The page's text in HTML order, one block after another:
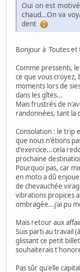
Oui on est
chaud...On va
dent
Bonjour à Toutes et
Comme pressenti,
ce que vous croyez,
moments lors de
dans les gîtes...
Mais frustrés de
randonnées, tant la
Consolation : le trip
que nous n'étions
d'exercice...cela
prochaine
Pourquoi pas, car
en moto a dû
de chevauchée
vibrations propices
ombragée...j'ai pu
Mais retour aux
Suis parti au travail
glissant ce petit
souhaiterais
Pas sûr qu'elle